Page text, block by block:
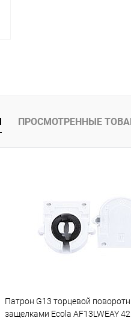
ПРОСМОТРЕННЫЕ
Патрон G13 торцевой
защелками Ecola AF13LWEAY